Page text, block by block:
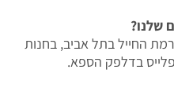
שלנו?
החייל בתל אביב, בחנות
פלייס בדלפק הספא.